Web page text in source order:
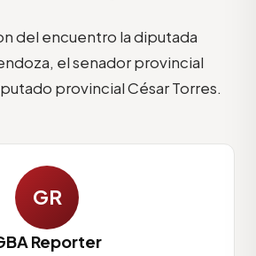
del encuentro la diputada
el senador provincial
provincial César Torres.
GR
Reporter